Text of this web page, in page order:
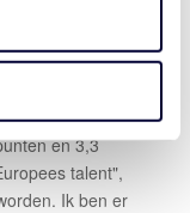
Spaanse
de 19-jarige en
seizoen gaat
33 duels bij CB
en 3,3
talent",
Ik ben er